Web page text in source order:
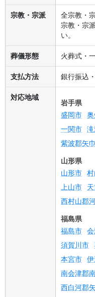
宗教・宗派
全宗教・
宗教・宗
い。
葬儀形態 火葬式・
支払方法 銀行振込
対応地域
岩手県
盛岡市
一関市
紫波郡矢
山形県
山形市
上山市
西村山郡
福島県
福島市
須賀川市
本宮市
南会津郡
西白河郡